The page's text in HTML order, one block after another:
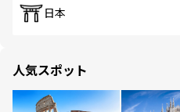
日本
人気スポット